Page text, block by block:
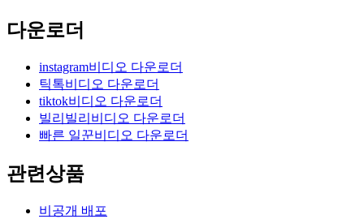
다운로더
instagram비디오 다운로더
틱톡비디오 다운로더
tiktok비디오 다운로더
빌리빌리비디오 다운로더
빠른 일꾼비디오 다운로더
관련상품
비공개 배포